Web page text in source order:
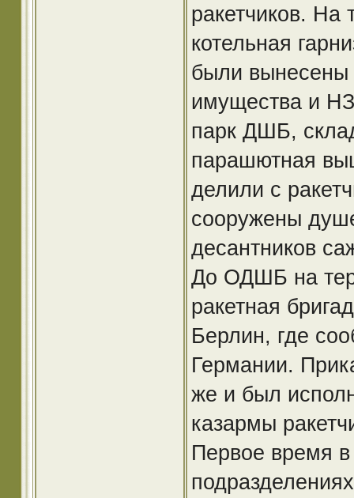
ракетчиков.
котельная
были вынесены
имущества и
парк ДШБ,
парашютная
делили с
сооружены
десантников
До ОДШБ на
ракетная
Берлин, где
Германии.
же и был
казармы
Первое время